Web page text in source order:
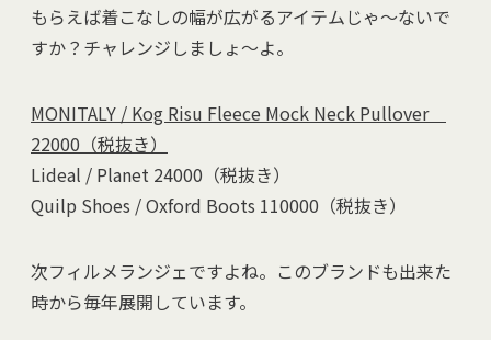
もらえば着こなしの幅が広がるアイテムじゃ～ないで
すか？チャレンジしましょ～よ。
MONITALY / Kog Risu Fleece Mock Neck Pullover
22000（税抜き）
Lideal / Planet 24000（税抜き）
Quilp Shoes / Oxford Boots 110000（税抜き）
次フィルメランジェですよね。このブランドも出来た
時から毎年展開しています。